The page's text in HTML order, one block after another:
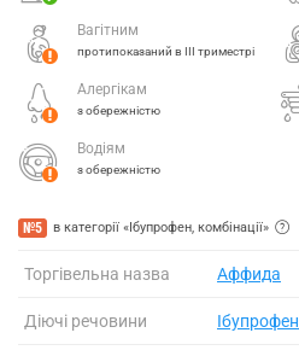
Вагітним
протипоказаний в ІІІ триместрі
Алергікам
з обережністю
Водіям
з обережністю
№5 в категорії «Ібупрофен, комбінації»
Торгівельна назва Аффида
Діючі речовини Ібупрофен